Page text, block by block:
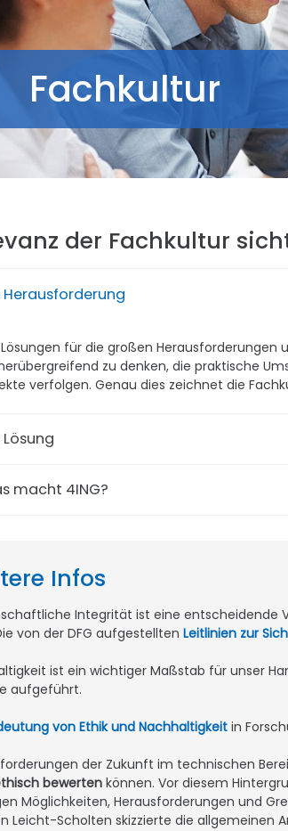
Fachkultur
der Fachkultur
Herausforderung
für die großen Herausforderungen
zu denken, die praktische
verfolgen. Genau dies zeichnet die
Lösung
macht 4ING?
Infos
Integrität ist eine entscheidende
von der DFG aufgestellten Leitlinien zur
ist ein wichtiger Maßstab für unser
aufgeführt.
von Ethik und Nachhaltigkeit in
der Zukunft im technischen
bewerten können. Vor diesem
Möglichkeiten, Herausforderungen und
Leicht-Scholten skizzierte die allgemeinen